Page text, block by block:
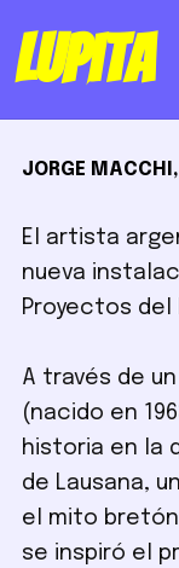
Lupita
JORGE
El artista
nueva
Proyectos del
A través de
(nacido en
historia en la
de Lausana,
el mito bretón
se inspiró el